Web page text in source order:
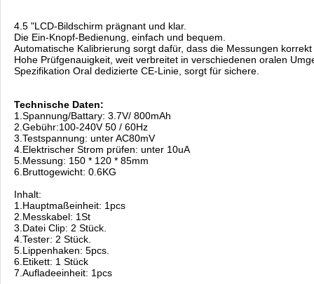
4.5 "LCD-Bildschirm prägnant und klar.
Die Ein-Knopf-Bedienung, einfach und bequem.
Automatische Kalibrierung sorgt dafür, dass die Messungen korrekt
Hohe Prüfgenauigkeit, weit verbreitet in verschiedenen oralen
Spezifikation Oral dedizierte CE-Linie, sorgt für sichere.
Technische Daten:
1.Spannung/Battary: 3.7V/ 800mAh
2.Gebühr:100-240V 50 / 60Hz
3.Testspannung: unter AC80mV
4.Elektrischer Strom prüfen: unter 10uA
5.Messung: 150 * 120 * 85mm
6.Bruttogewicht: 0.6KG
Inhalt:
1.Hauptmaßeinheit: 1pcs
2.Messkabel: 1St
3.Datei Clip: 2 Stück.
4.Tester: 2 Stück.
5.Lippenhaken: 5pcs.
6.Etikett: 1 Stück
7.Aufladeeinheit: 1pcs